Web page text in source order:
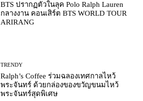
BTS ปรากฏตัวในลุค Polo Ralph Lauren
กลางงาน คอนเสิร์ต BTS WORLD TOUR
ARIRANG
TRENDY
Ralph’s Coffee ร่วมฉลองเทศกาลไหว้
พระจันทร์ ด้วยกล่องของขวัญขนมไหว้
พระจันทร์สุดพิเศษ